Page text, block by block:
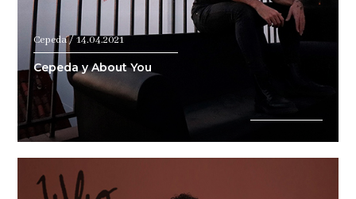
Cepeda / 14.04.2021
Cepeda y About You